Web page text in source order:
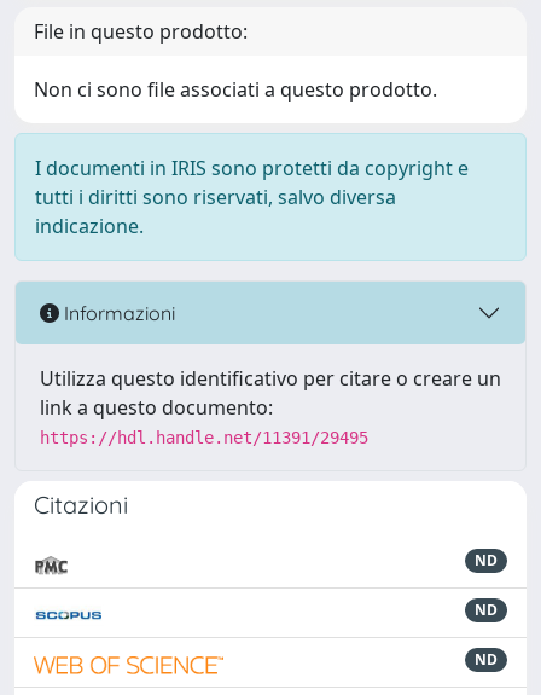
File in questo prodotto:
Non ci sono file associati a questo prodotto.
I documenti in IRIS sono protetti da copyright e
tutti i diritti sono riservati, salvo diversa
indicazione.
Informazioni
Utilizza questo identificativo per citare o creare un
link a questo documento:
https://hdl.handle.net/11391/29495
Citazioni
ND
ND
ND